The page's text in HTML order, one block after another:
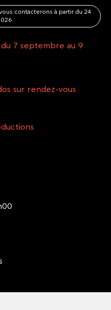
contacterons à partir du 24
7 septembre au 9
sur rendez-vous